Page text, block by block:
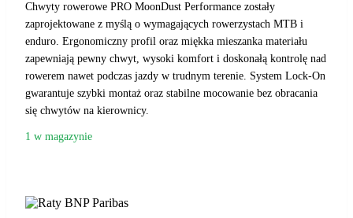
Chwyty rowerowe PRO MoonDust Performance zostały
zaprojektowane z myślą o wymagających rowerzystach MTB i
enduro. Ergonomiczny profil oraz miękka mieszanka materiału
zapewniają pewny chwyt, wysoki komfort i doskonałą kontrolę nad
rowerem nawet podczas jazdy w trudnym terenie. System Lock-On
gwarantuje szybki montaż oraz stabilne mocowanie bez obracania
się chwytów na kierownicy.
1 w magazynie
KIEROWNICY